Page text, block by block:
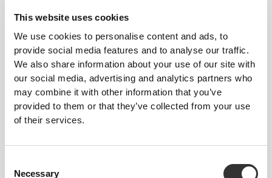
This website uses cookies
We use cookies to personalise content and ads, to
provide social media features and to analyse our traffic.
We also share information about your use of our site with
our social media, advertising and analytics partners who
may combine it with other information that you’ve
provided to them or that they’ve collected from your use
of their services.
Selection
Necessary
υποστήριξη και άνεση.
αποδίδει καλύτερα, προσφέρει
μεγαλύτερη άνεση και είναι καλύτερο για το
περιβάλλον.